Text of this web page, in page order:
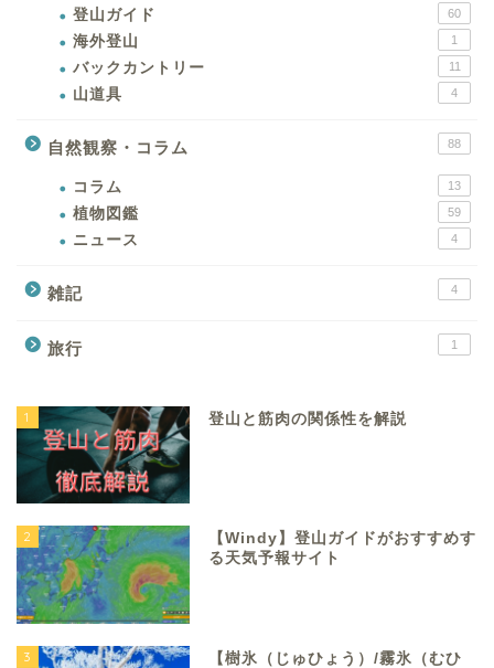
登山ガイド 60
海外登山 1
バックカントリー 11
山道具 4
自然観察・コラム 88
コラム 13
植物図鑑 59
ニュース 4
雑記 4
旅行 1
1 登山と筋肉の関係性を解説
2
【Windy】登山ガイドがおすすめす
る天気予報サイト
3
【樹氷（じゅひょう）/霧氷（むひ